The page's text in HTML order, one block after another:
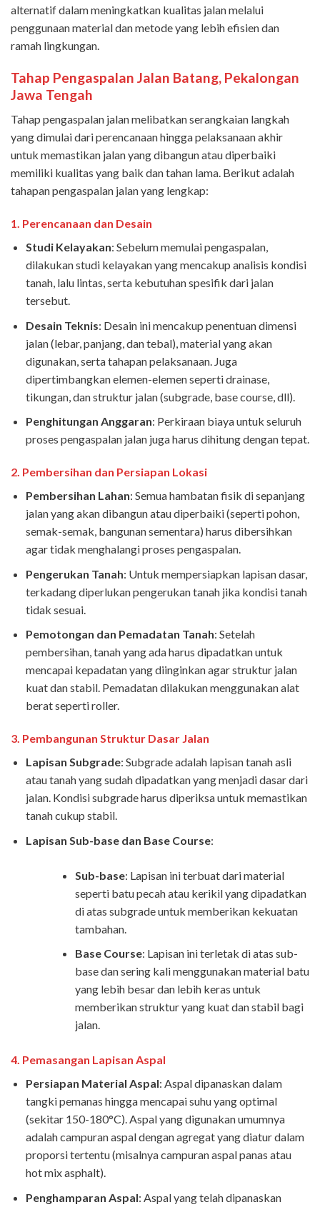
alternatif dalam meningkatkan kualitas jalan melalui
penggunaan material dan metode yang lebih efisien dan
ramah lingkungan.
Tahap Pengaspalan Jalan Batang, Pekalongan
Jawa Tengah
Tahap pengaspalan jalan melibatkan serangkaian langkah
yang dimulai dari perencanaan hingga pelaksanaan akhir
untuk memastikan jalan yang dibangun atau diperbaiki
memiliki kualitas yang baik dan tahan lama. Berikut adalah
tahapan pengaspalan jalan yang lengkap:
1. Perencanaan dan Desain
Studi Kelayakan: Sebelum memulai pengaspalan,
dilakukan studi kelayakan yang mencakup analisis kondisi
tanah, lalu lintas, serta kebutuhan spesifik dari jalan
tersebut.
Desain Teknis: Desain ini mencakup penentuan dimensi
jalan (lebar, panjang, dan tebal), material yang akan
digunakan, serta tahapan pelaksanaan. Juga
dipertimbangkan elemen-elemen seperti drainase,
tikungan, dan struktur jalan (subgrade, base course, dll).
Penghitungan Anggaran: Perkiraan biaya untuk seluruh
proses pengaspalan jalan juga harus dihitung dengan tepat.
2. Pembersihan dan Persiapan Lokasi
Pembersihan Lahan: Semua hambatan fisik di sepanjang
jalan yang akan dibangun atau diperbaiki (seperti pohon,
semak-semak, bangunan sementara) harus dibersihkan
agar tidak menghalangi proses pengaspalan.
Pengerukan Tanah: Untuk mempersiapkan lapisan dasar,
terkadang diperlukan pengerukan tanah jika kondisi tanah
tidak sesuai.
Pemotongan dan Pemadatan Tanah: Setelah
pembersihan, tanah yang ada harus dipadatkan untuk
mencapai kepadatan yang diinginkan agar struktur jalan
kuat dan stabil. Pemadatan dilakukan menggunakan alat
berat seperti roller.
3. Pembangunan Struktur Dasar Jalan
Lapisan Subgrade: Subgrade adalah lapisan tanah asli
atau tanah yang sudah dipadatkan yang menjadi dasar dari
jalan. Kondisi subgrade harus diperiksa untuk memastikan
tanah cukup stabil.
Lapisan Sub-base dan Base Course:
Sub-base: Lapisan ini terbuat dari material
seperti batu pecah atau kerikil yang dipadatkan
di atas subgrade untuk memberikan kekuatan
tambahan.
Base Course: Lapisan ini terletak di atas sub-
base dan sering kali menggunakan material batu
yang lebih besar dan lebih keras untuk
memberikan struktur yang kuat dan stabil bagi
jalan.
4. Pemasangan Lapisan Aspal
Persiapan Material Aspal: Aspal dipanaskan dalam
tangki pemanas hingga mencapai suhu yang optimal
(sekitar 150-180°C). Aspal yang digunakan umumnya
adalah campuran aspal dengan agregat yang diatur dalam
proporsi tertentu (misalnya campuran aspal panas atau
hot mix asphalt).
Penghamparan Aspal: Aspal yang telah dipanaskan